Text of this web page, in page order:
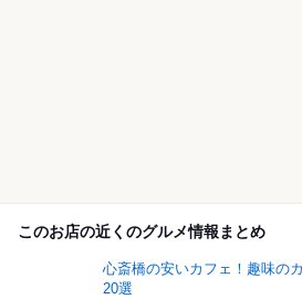
このお店の近くのグルメ情報まとめ
心斎橋の安いカフェ！趣味の
20選